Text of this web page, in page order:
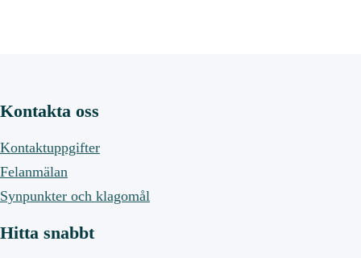
Kontakta oss
Kontaktuppgifter
Felanmälan
Synpunkter och klagomål
Hitta snabbt